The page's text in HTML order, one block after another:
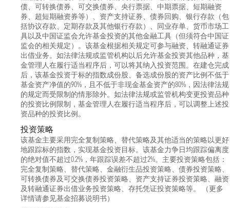
债、可转换债券、可交换债券、央行票据、中期票据、短期融资
券、超短期融资券等）、资产支持证券、债券回购、银行存款（包
括协议存款、定期存款及其他银行存款）、同业存单、货币市场工
具以及中国证监会允许基金投资的其他金融工具（但须符合中国证
监会的相关规定）。该基金根据相关规定可参与融资、转融通证券
出借业务。如法律法规或监管机构以后允许基金投资其他品种，基
金管理人在履行适当程序后，可以将其纳入投资范围。在建仓完成
后，该基金投资于标的指数成份股、备选成份股的资产比例不低于
基金资产净值的90%，且不低于非现金基金资产的80%，因法律法规
的规定而受限制的情形除外。如法律法规或监管机构变更投资品种
的投资比例限制，基金管理人在履行适当程序后，可以调整上述投
资品种的投资比例。
投资策略
该基金主要采用完全复制策略、替代策略及其他适当的策略以更好
地跟踪标的指数，实现基金投资目标。该基金力争日均跟踪偏离度
的绝对值不超过0.2%，年跟踪误差不超过2%。主要投资策略包括：
完全复制策略、替代策略、金融衍生品投资策略、债券投资策略、
可转换债券及可交换债券投资策略、资产支持证券投资策略、融资
及转融通证券出借业务投资策略、存托凭证投资策略等。 （更多
详情请参见基金招募说明书）